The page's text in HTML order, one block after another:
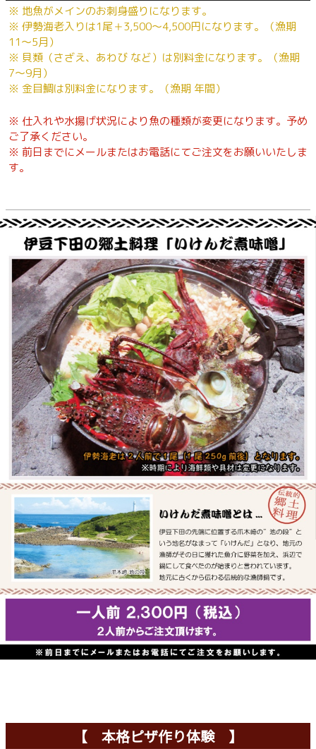
※ 地魚がメインのお刺身盛りになります。
※ 伊勢海老入りは1尾＋3,500〜4,500円になります。（漁期
11〜5月）
※ 貝類（さざえ、あわび など）は別料金になります。（漁期
7〜9月）
※ 金目鯛は別料金になります。（漁期 年間）
※ 仕入れや水揚げ状況により魚の種類が変更になります。予め
ご了承ください。
※ 前日までにメールまたはお電話にてご注文をお願いいたしま
す。
【 本格ピザ作り体験 】